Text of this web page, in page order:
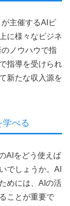
主催するAIビ
に様々なビジネ
ノウハウで指
指導を受けられ
新たな収入源を
べる
AIをどう使えば
でしょうか。AI
めには、AIの活
ことが重要で